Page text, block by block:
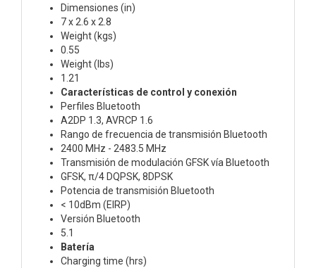
Dimensiones (in)
7 x 2.6 x 2.8
Weight (kgs)
0.55
Weight (lbs)
1.21
Características de control y conexión
Perfiles Bluetooth
A2DP 1.3, AVRCP 1.6
Rango de frecuencia de transmisión Bluetooth
2400 MHz - 2483.5 MHz
Transmisión de modulación GFSK vía Bluetooth
GFSK, π/4 DQPSK, 8DPSK
Potencia de transmisión Bluetooth
< 10dBm (EIRP)
Versión Bluetooth
5.1
Batería
Charging time (hrs)